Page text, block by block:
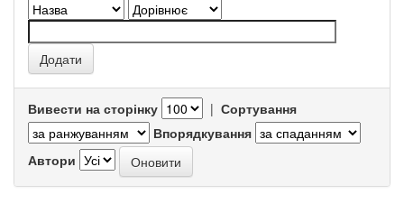
Вивести на сторінку | Сортування
Впорядкування
Автори